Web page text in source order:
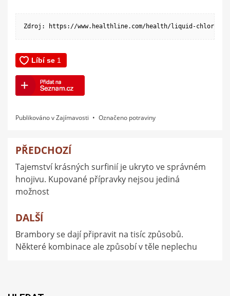
Zdroj: https://www.healthline.com/health/liquid-
Publikováno vZajímavosti Označeno potraviny
Navigace
pro
příspěvek
PŘEDCHOZÍ
Tajemství krásných surfinií je ukryto ve správném
hnojivu. Kupované přípravky nejsou jediná
možnost
DALŠÍ
Brambory se dají připravit na tisíc způsobů.
Některé kombinace ale způsobí v těle neplechu